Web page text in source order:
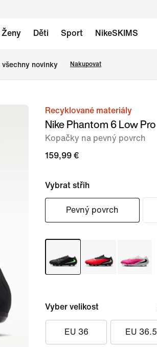
Ženy Děti Sport NikeSKIMS
všechny novinky Nakupovat
obrázekRecyklované materiály
Nike Phantom 6 Low Pro
Kopačky na pevný povrch
159,99 €
Vybrat střih
Pevný povrch
Vyber velikost
EU 36 EU 36.5